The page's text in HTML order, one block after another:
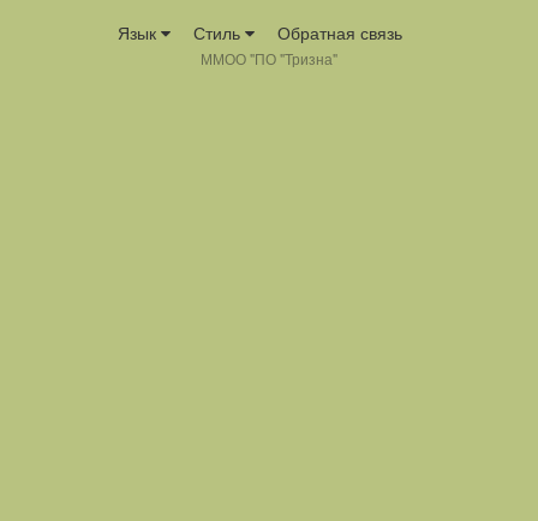
Язык Стиль Обратная связь
ММОО "ПО "Тризна"